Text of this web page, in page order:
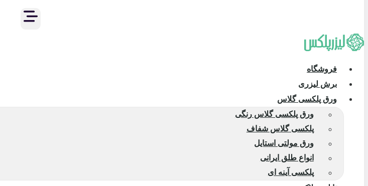
فروشگاه
برش لیزری
ورق پلکسی گلاس
ورق پلکسی گلاس رنگی
پلکسی گلاس شفاف
ورق مولتی استایل
انواع طلق ایرانی
پلکسی آینه ای